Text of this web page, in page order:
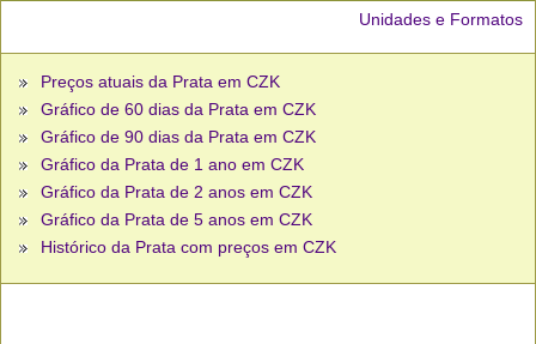
Unidades e Formatos
Preços atuais da Prata em CZK
Gráfico de 60 dias da Prata em CZK
Gráfico de 90 dias da Prata em CZK
Gráfico da Prata de 1 ano em CZK
Gráfico da Prata de 2 anos em CZK
Gráfico da Prata de 5 anos em CZK
Histórico da Prata com preços em CZK